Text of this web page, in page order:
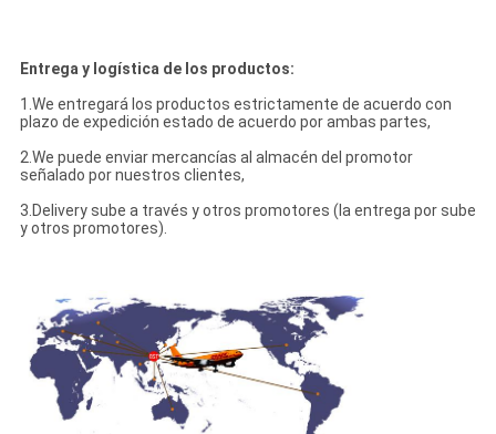
Entrega y logística de los productos:
1.We entregará los productos estrictamente de acuerdo con
plazo de expedición estado de acuerdo por ambas partes,
2.We puede enviar mercancías al almacén del promotor
señalado por nuestros clientes,
3.Delivery sube a través y otros promotores (la entrega por sube
y otros promotores).